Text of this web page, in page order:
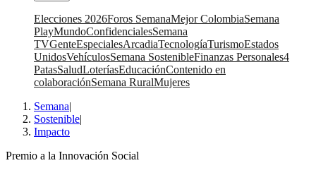
Elecciones 2026Foros SemanaMejor ColombiaSemana
PlayMundoConfidencialesSemana
TVGenteEspecialesArcadiaTecnologíaTurismoEstados
UnidosVehículosSemana SostenibleFinanzas Personales4
PatasSaludLoteríasEducaciónContenido en
colaboraciónSemana RuralMujeres
Semana|
Sostenible|
Impacto
Premio a la Innovación Social